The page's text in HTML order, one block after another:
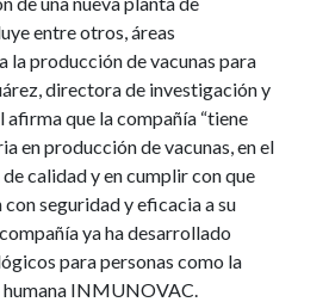
entre otros, áreas
la producción de vacunas para
directora de investigación y
que la compañía “tiene
en producción de vacunas, en el
calidad y en cumplir con que
con seguridad y eficacia a su
ya ha desarrollado
para personas como la
INMUNOVAC.